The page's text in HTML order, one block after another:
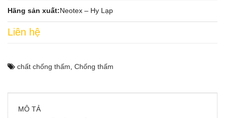
Hãng sản xuất:Neotex – Hy Lạp
Liên hệ
chất chống thấm Chống thấm
MÔ TẢ